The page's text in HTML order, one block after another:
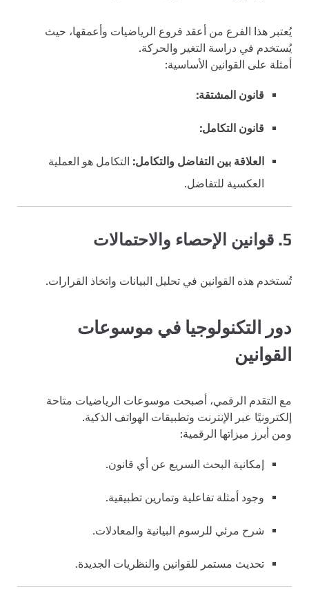
يُعتبر هذا الفرع من أعقد فروع الرياضيات وأعمقها، حيث
يُستخدم في دراسة التغير والحركة.
أمثلة على القوانين الأساسية:
قانون المشتقة:
قانون التكامل:
العلاقة بين التفاضل والتكامل: التكامل هو العملية
العكسية للتفاضل.
5. قوانين الإحصاء والاحتمالات
تُستخدم هذه القوانين في تحليل البيانات واتخاذ القرارات.
دور التكنولوجيا في موسوعات
القوانين
مع التقدم الرقمي، أصبحت موسوعات الرياضيات متاحة
إلكترونيًا عبر الإنترنت وتطبيقات الهواتف الذكية.
ومن أبرز ميزاتها الرقمية:
إمكانية البحث السريع عن أي قانون.
وجود أمثلة تفاعلية وتمارين تطبيقية.
شرح مرئي للرسوم البيانية والمعادلات.
تحديث مستمر للقوانين والنظريات الجديدة.